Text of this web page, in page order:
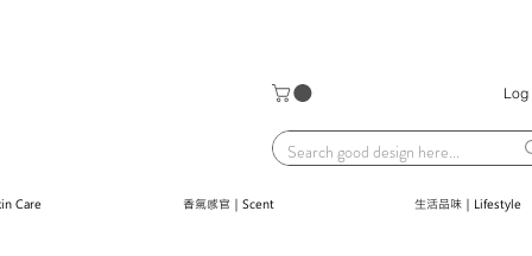
Log
Care 香氣感官｜Scent 生活品味｜Lifestyle